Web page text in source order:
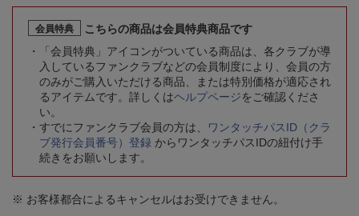
会員特典
こちらの商品は会員特典商品です
「会員特典」アイコンがついている商品は、各クラブが導
入しているファンクラブなどの会員制度により、会員の方
のみがご購入いただける商品、または特別価格が適応され
るアイテムです。詳しくはヘルプページをご確認くださ
い。
すでにファンクラブ会員の方は、
ワンタッチパスID（クラ
ブ発行会員番号）登録 からワンタッチパスIDの紐付け手
続きをお願いします。
※ お客様都合によるキャンセルはお受けできません。